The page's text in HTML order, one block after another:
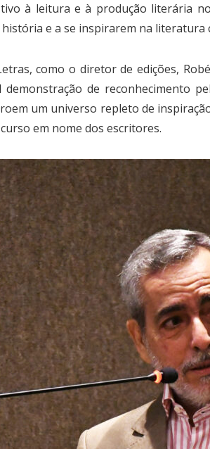
à leitura e à produção literária
e a se inspirarem na
como o diretor de edições,
de reconhecimento
um universo repleto de
em nome dos escritores.